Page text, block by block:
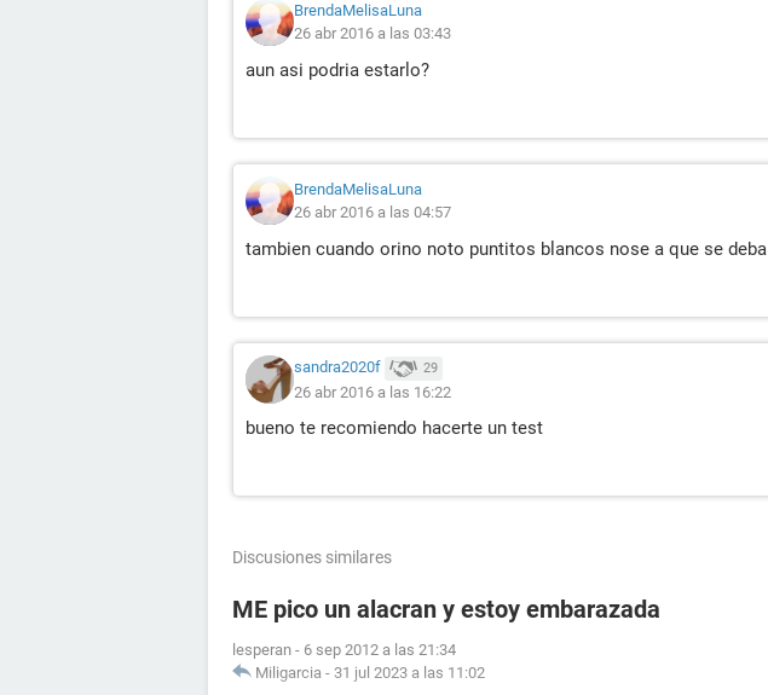
BrendaMelisaLuna
26 abr 2016 a las 03:43
aun asi podria estarlo?
BrendaMelisaLuna
26 abr 2016 a las 04:57
tambien cuando orino noto puntitos blancos nose a que se deba
sandra2020f 29
26 abr 2016 a las 16:22
bueno te recomiendo hacerte un test
Discusiones similares
ME pico un alacran y estoy embarazada
lesperan - 6 sep 2012 a las 21:34
Miligarcia - 31 jul 2023 a las 11:02